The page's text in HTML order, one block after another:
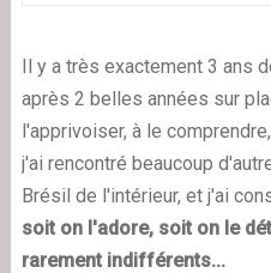
Il y a très exactement 3 ans
après 2 belles années sur
l'apprivoiser, à le
j'ai rencontré beaucoup
Brésil de l'intérieur, et j'ai
soit on l'adore, soit on le
rarement indifférents...